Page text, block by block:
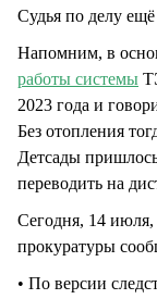
Судья по делу
Напомним, в
работы системы
2023 года и
Без отопления
Детсады
переводить на
Сегодня, 14 июля,
прокуратуры
• По версии